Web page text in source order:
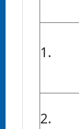
1.
2.